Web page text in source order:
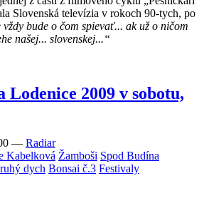
Slovenská televízia v rokoch 90-tych, po
vždy bude o čom spievať... ak už o ničom
našej... slovenskej...“
Lodenice 2009 v sobotu,
— Radiar
Kabelková Žamboši Spod Budína
dych Bonsai č.3 Festivaly